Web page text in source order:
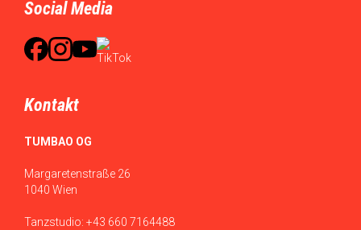
Social Media
Kontakt
TUMBAO OG
Margaretenstraße 26
1040 Wien
Tanzstudio: +43 660 7164488